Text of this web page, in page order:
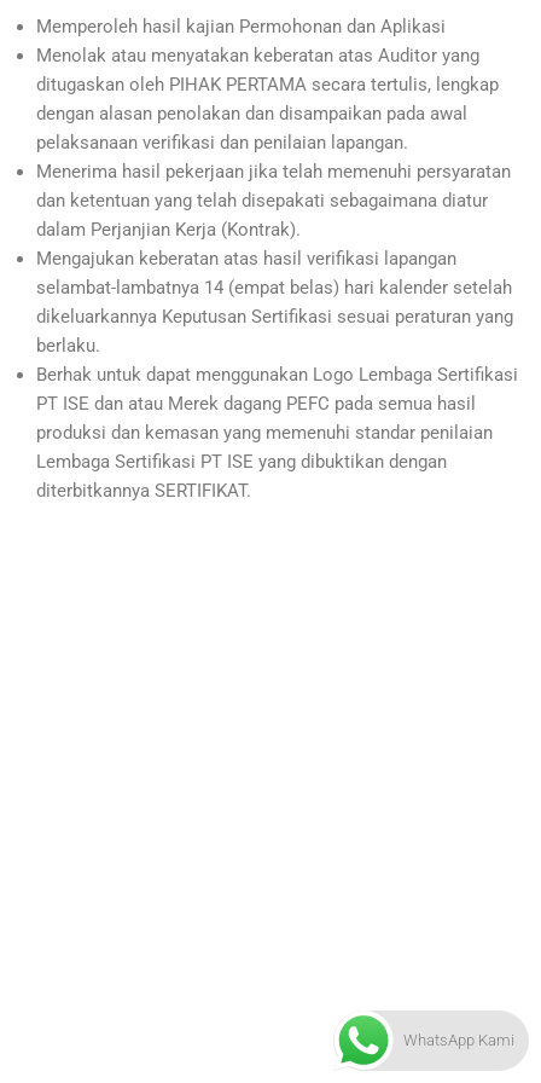
Memperoleh hasil kajian Permohonan dan Aplikasi
Menolak atau menyatakan keberatan atas Auditor yang
ditugaskan oleh PIHAK PERTAMA secara tertulis, lengkap
dengan alasan penolakan dan disampaikan pada awal
pelaksanaan verifikasi dan penilaian lapangan.
Menerima hasil pekerjaan jika telah memenuhi persyaratan
dan ketentuan yang telah disepakati sebagaimana diatur
dalam Perjanjian Kerja (Kontrak).
Mengajukan keberatan atas hasil verifikasi lapangan
selambat-lambatnya 14 (empat belas) hari kalender setelah
dikeluarkannya Keputusan Sertifikasi sesuai peraturan yang
berlaku.
Berhak untuk dapat menggunakan Logo Lembaga Sertifikasi
PT ISE dan atau Merek dagang PEFC pada semua hasil
produksi dan kemasan yang memenuhi standar penilaian
Lembaga Sertifikasi PT ISE yang dibuktikan dengan
diterbitkannya SERTIFIKAT.
WhatsApp Kami